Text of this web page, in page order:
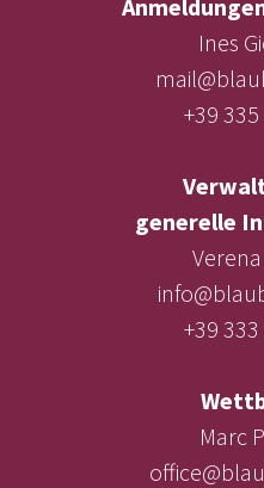
Ines
+39
generelle
+39
Marc